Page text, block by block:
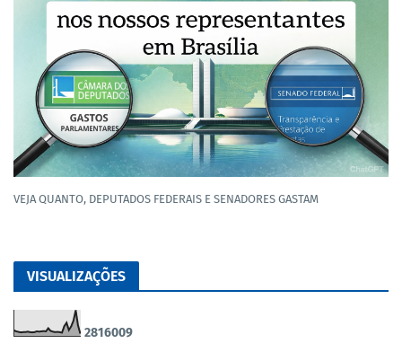
VEJA QUANTO, DEPUTADOS FEDERAIS E SENADORES GASTAM
VISUALIZAÇÕES
2816009